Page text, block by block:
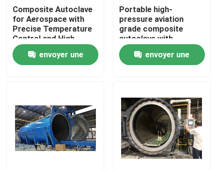
À la maison
Vidéos
À propos de nous
Composite Autoclave
for Aerospace with
Precise Temperature
Control and High-
Pressure Vessel for
Consistent Curing
envoyer une
Portable high-
pressure aviation
grade composite
autoclave with
advanced control
systems for UAV and
aerospace
envoyer une